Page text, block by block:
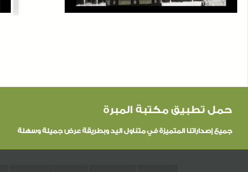
حمل تطبيق مكتبة المبرة
جميع إصداراتنا المتميزة في متناول اليد وبطريقة عرض جميلة وسهلة